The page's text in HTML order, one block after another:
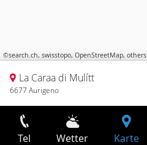
©search.ch, swisstopo, OpenStreetMap, others
La Caraa di Mulítt
6677 Aurigeno
Tel Wetter Karte